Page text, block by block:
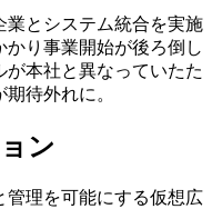
業とシステム統合を実施
かり事業開始が後ろ倒し
本社と異なっていたた
待外れに。
ン
管理を可能にする仮想広